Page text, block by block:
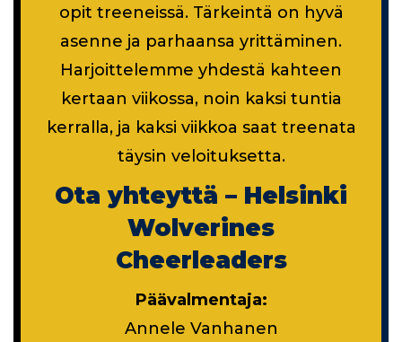
opit treeneissä. Tärkeintä on hyvä
asenne ja parhaansa yrittäminen.
Harjoittelemme yhdestä kahteen
kertaan viikossa, noin kaksi tuntia
kerralla, ja kaksi viikkoa saat treenata
täysin veloituksetta.
Ota yhteyttä – Helsinki
Wolverines
Cheerleaders
Päävalmentaja:
Annele Vanhanen